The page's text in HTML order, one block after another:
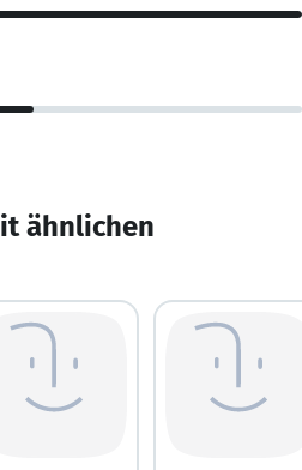
ähnlichen